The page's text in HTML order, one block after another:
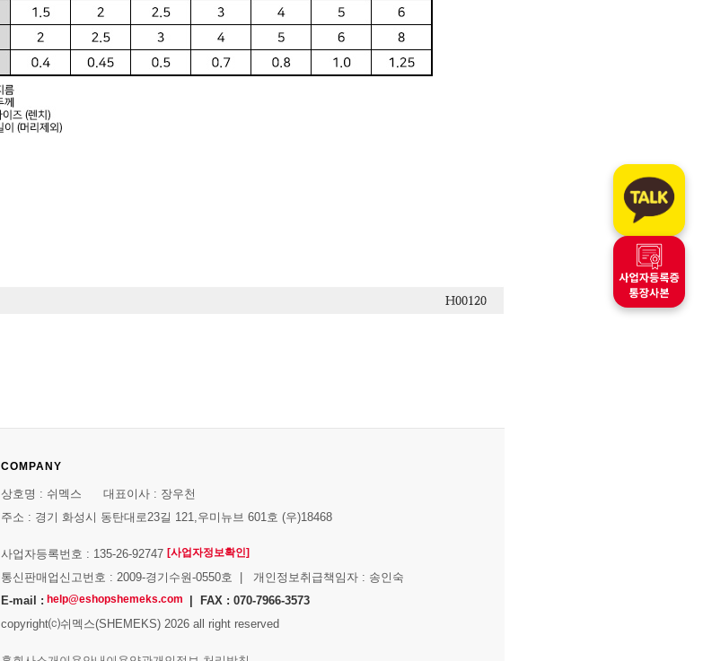
COMPANY
상호명 : 쉬멕스 대표이사 : 장우천
주소 : 경기 화성시 동탄대로23길 121,우미뉴브 601호 (우)18468
사업자등록번호 : 135-26-92747 [사업자정보확인]
통신판매업신고번호 : 2009-경기수원-0550호 | 개인정보취급책임자 : 송인숙
E-mail : help@eshopshemeks.com
| FAX : 070-7966-3573
copyright⒞쉬멕스(SHEMEKS) 2026 all right reserved